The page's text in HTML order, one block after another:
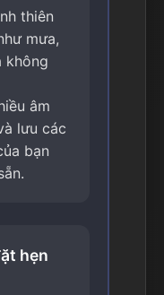
thiên
mưa,
không
âm
lưu các
bạn
hẹn